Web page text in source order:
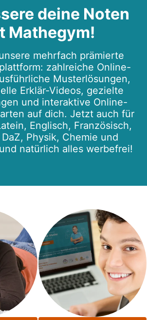
deine Noten
Mathegym!
mehrfach prämierte
zahlreiche Online-
Musterlösungen,
Erklär-Videos, gezielte
und interaktive Online-
auf dich. Jetzt auch für
Englisch, Französisch,
Physik, Chemie und
natürlich alles werbefrei!